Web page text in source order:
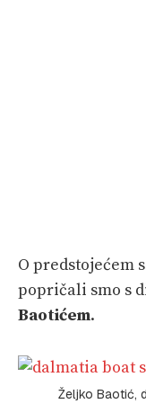
O predstojećem
popričali smo s
Baotićem.
Željko Baotić,